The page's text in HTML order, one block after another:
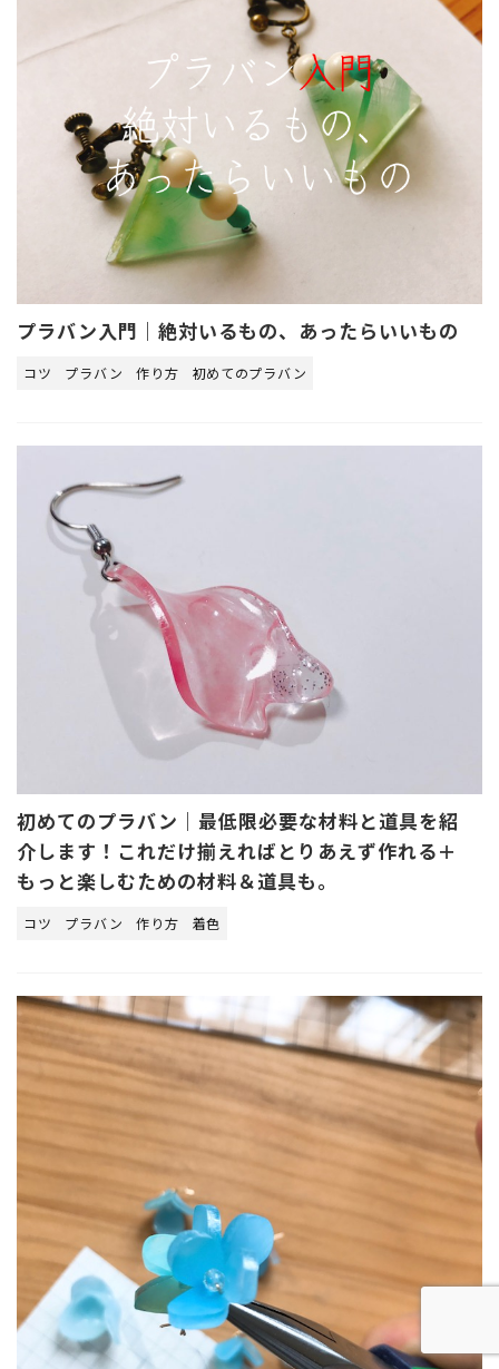
プラバン入門｜絶対いるもの、あったらいいもの
コツ プラバン 作り方 初めてのプラバン
初めてのプラバン｜最低限必要な材料と道具を紹
介します！これだけ揃えればとりあえず作れる＋
もっと楽しむための材料＆道具も。
コツ プラバン 作り方 着色